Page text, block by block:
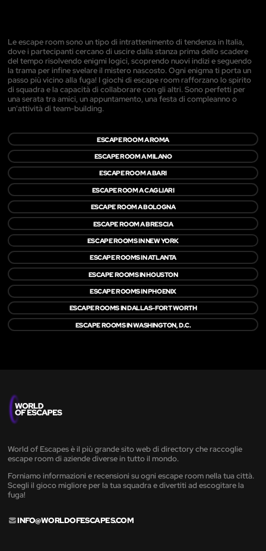
Le escape room sono un tipo di intrattenimento di tendenza in Italia,
dove i partecipanti cercano di uscire dalla stanza prima dello scadere
del tempo risolvendo enigmi logici, scoprendo nuovi indizi e seguendo
la trama per infine svelare il mistero nascosto. Ogni enigma ti porta un
passo più vicino alla fuga! I giochi di escape room rafforzano lo spirito
di squadra e la capacità di collaborare con gli altri. Sono perfetti per
una serata tra amici, un appuntamento, una festa di compleanno o
un'attività di team-building.
ESCAPE ROOM A ROMA
ESCAPE ROOM A MILANO
ESCAPE ROOM A BARI
ESCAPE ROOM A CAGLIARI
ESCAPE ROOM A BOLOGNA
ESCAPE ROOM A BRESCIA
ESCAPE ROOMS IN NEW YORK
ESCAPE ROOMS IN ATLANTA
ESCAPE ROOMS IN HOUSTON
ESCAPE ROOMS IN PHOENIX
ESCAPE ROOMS IN DALLAS-FORT WORTH
ESCAPE ROOMS IN WASHINGTON, D.C.
World of Escapes è il più grande sito web di directory che raccoglie
escape room di aziende diverse in tutto il mondo.
Forniamo informazioni e recensioni su ogni escape room nella tua città.
Scegli il gioco migliore per la tua squadra e divertiti ad escogitare la
fuga!
INFO@WORLDOFESCAPES.COM